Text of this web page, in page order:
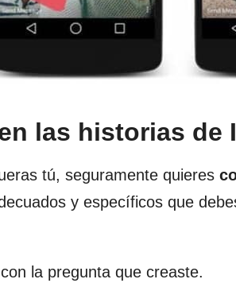
las historias de
tú, seguramente quieres
y específicos que
la pregunta que creaste.